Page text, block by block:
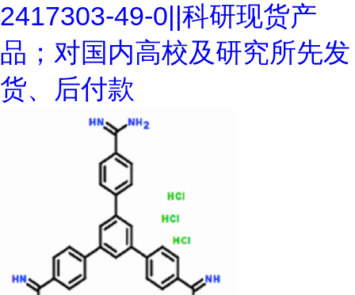
2417303-49-0||科研现货产
品；对国内高校及研究所先发
货、后付款